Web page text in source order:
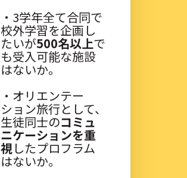
・3学年全て合同で
校外学習を企画し
たいが500名以上で
も受入可能な施設
はないか。
・オリエンテー
ション旅行として、
生徒同士のコミュ
ニケーションを重
視したプロフラム
はないか。